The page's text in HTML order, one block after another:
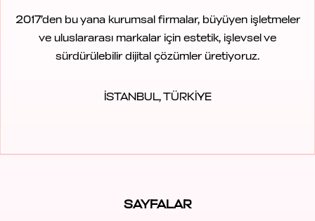
2017’den bu yana kurumsal firmalar, büyüyen işletmeler
ve uluslararası markalar için estetik, işlevsel ve
sürdürülebilir dijital çözümler üretiyoruz.
İSTANBUL, TÜRKİYE
SAYFALAR